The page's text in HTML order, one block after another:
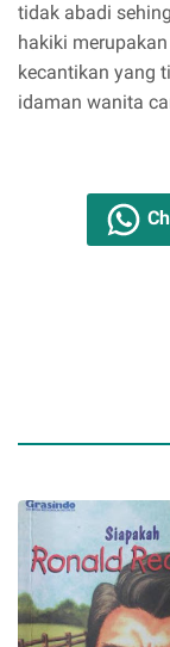
tidak abadi
hakiki
kecantikan yang
idaman wanita